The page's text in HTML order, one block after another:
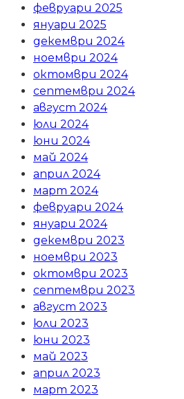
февруари 2025
януари 2025
декември 2024
ноември 2024
октомври 2024
септември 2024
август 2024
юли 2024
юни 2024
май 2024
април 2024
март 2024
февруари 2024
януари 2024
декември 2023
ноември 2023
октомври 2023
септември 2023
август 2023
юли 2023
юни 2023
май 2023
април 2023
март 2023